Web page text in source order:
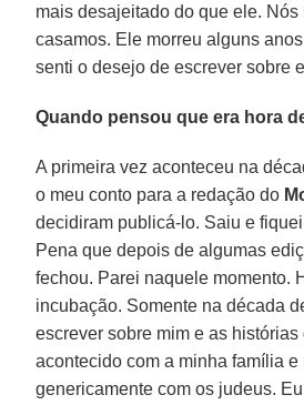
mais desajeitado do que ele.
casamos. Ele morreu alguns
senti o desejo de escrever sobre
Quando pensou que era hora
A primeira vez aconteceu na
o meu conto para a redação do
decidiram publicá-lo. Saiu e
Pena que depois de algumas
fechou. Parei naquele momento.
incubação. Somente na década
escrever sobre mim e as histórias
acontecido com a minha família e
genericamente com os judeus.